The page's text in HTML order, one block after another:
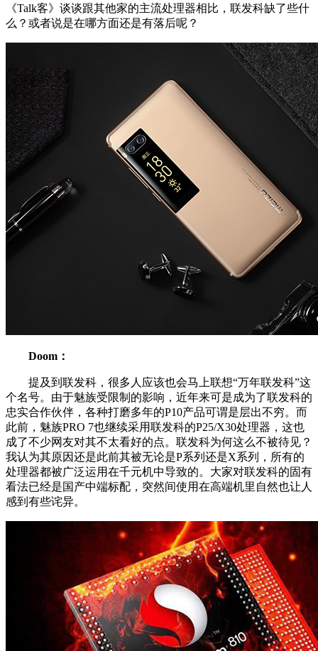
《Talk客》谈谈跟其他家的主流处理器相比，联发科缺了些什
么？或者说是在哪方面还是有落后呢？
Doom：
提及到联发科，很多人应该也会马上联想“万年联发科”这
个名号。由于魅族受限制的影响，近年来可是成为了联发科的
忠实合作伙伴，各种打磨多年的P10产品可谓是层出不穷。而
此前，魅族PRO 7也继续采用联发科的P25/X30处理器，这也
成了不少网友对其不太看好的点。联发科为何这么不被待见？
我认为其原因还是此前其被无论是P系列还是X系列，所有的
处理器都被广泛运用在千元机中导致的。大家对联发科的固有
看法已经是国产中端标配，突然间使用在高端机里自然也让人
感到有些诧异。